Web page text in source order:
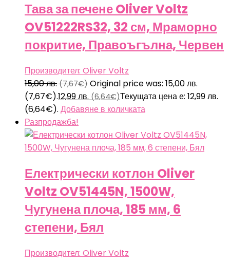
Тава за печене Oliver Voltz
OV51222RS32, 32 см, Мраморно
покритие, Правоъгълна, Червен
Производител: Oliver Voltz
15,00лв.(7,67€) Original price was: 15,00 лв.
(7,67€).12,99лв. (6,64€)Текущата цена е: 12,99 лв.
(6,64€). Добавяне в количката
Разпродажба!
Електрически котлон Oliver
Voltz OV51445N, 1500W,
Чугунена плоча, 185 мм, 6
степени, Бял
Производител: Oliver Voltz